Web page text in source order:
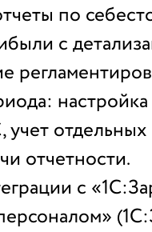
по
с
отчетности.
с